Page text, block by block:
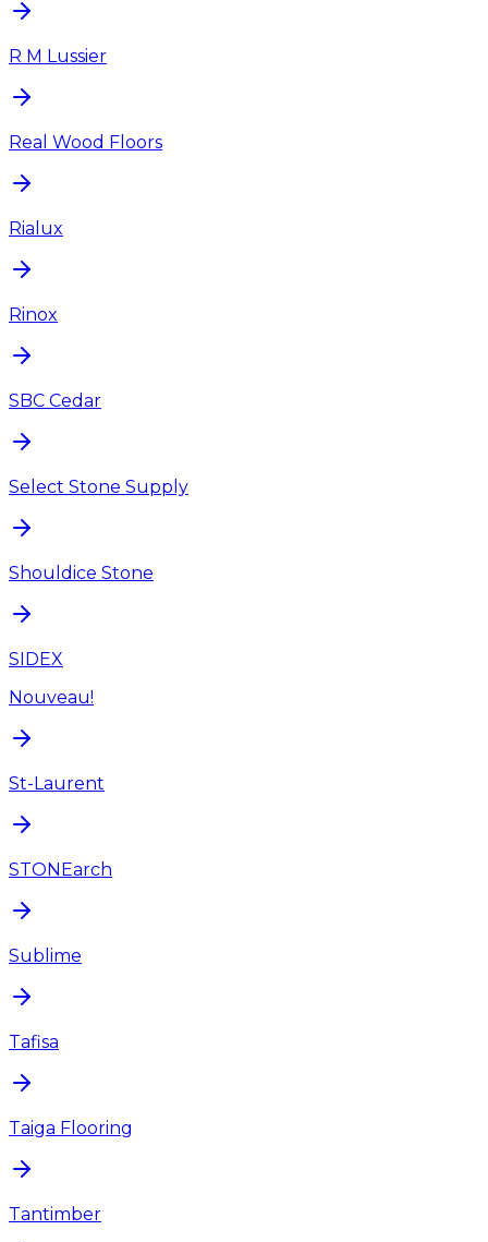
R M Lussier
Real Wood Floors
Rialux
Rinox
SBC Cedar
Select Stone Supply
Shouldice Stone
SIDEX
Nouveau!
St-Laurent
STONEarch
Sublime
Tafisa
Taiga Flooring
Tantimber